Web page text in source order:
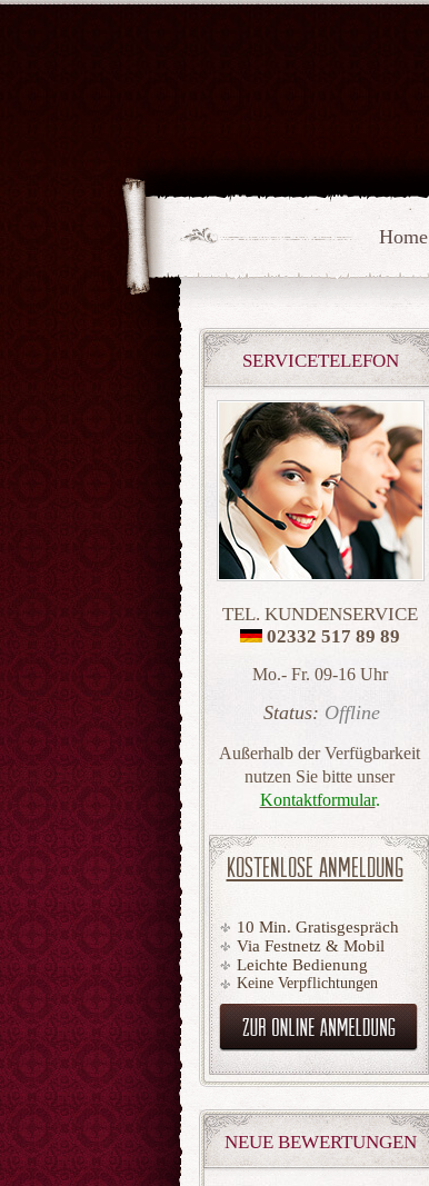
Home
SERVICETELEFON
TEL. KUNDENSERVICE
02332 517 89 89
Mo.- Fr. 09-16 Uhr
Status: Offline
Außerhalb der Verfügbarkeit
nutzen Sie bitte unser
Kontaktformular.
KOSTENLOSE ANMELDUNG
10 Min. Gratisgespräch
Via Festnetz & Mobil
Leichte Bedienung
Keine Verpflichtungen
NEUE BEWERTUNGEN